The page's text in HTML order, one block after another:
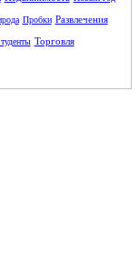
Пробки Развлечения
Торговля